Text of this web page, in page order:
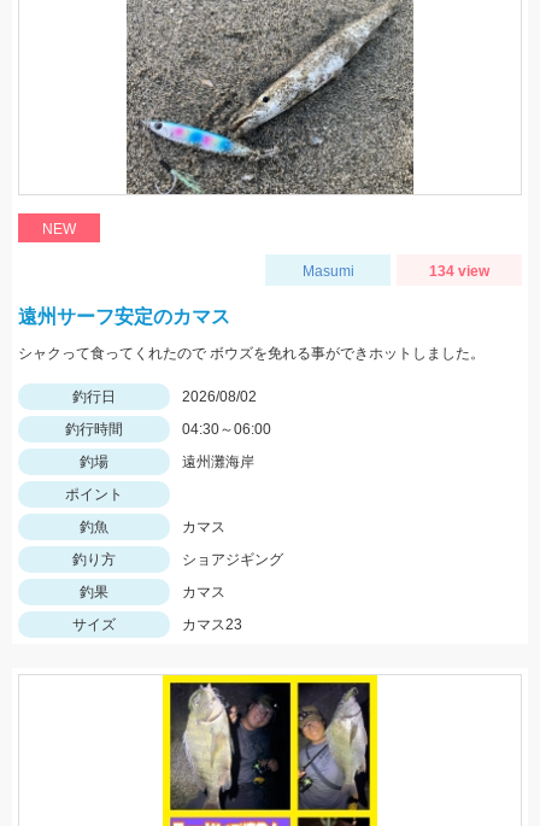
NEW
Masumi 134 view
遠州サーフ安定のカマス
シャクって食ってくれたので ボウズを免れる事ができホットしました。
釣行日
2026/08/02
釣行時間
04:30～06:00
釣場
遠州灘海岸
ポイント
釣魚
カマス
釣り方
ショアジギング
釣果
カマス
サイズ
カマス23